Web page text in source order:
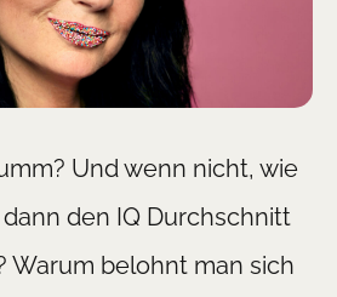
Und wenn nicht, wie
den IQ Durchschnitt
Warum belohnt man sich